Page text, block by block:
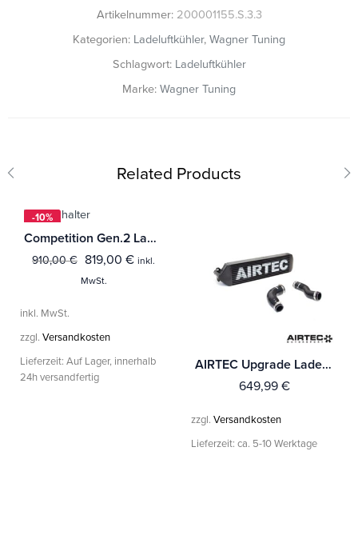
Artikelnummer: 200001155.S.3.3
Kategorien: Ladeluftkühler, Wagner Tuning
Schlagwort: Ladeluftkühler
Marke: Wagner Tuning
Related Products
-10%
Competition Gen.2 Ladeluftkühler Kit Hyundai I30 N 2.0 T-GDI (Facelift)
910,00€ 819,00 € inkl.
MwSt.
inkl. MwSt.
zzgl. Versandkosten
Lieferzeit: Auf Lager, innerhalb
24h versandfertig
AIRTEC Upgrade Ladeluftkühler für Toyota Yaris GR
649,99 €
zzgl. Versandkosten
Lieferzeit: ca. 5-10 Werktage